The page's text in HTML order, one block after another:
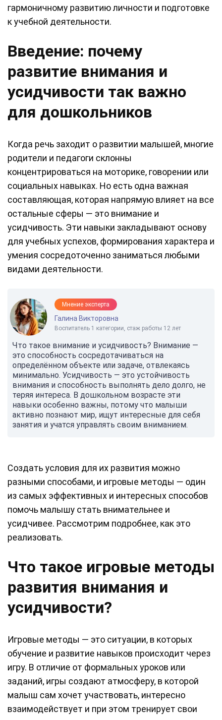
гармоничному развитию личности и подготовке
к учебной деятельности.
Введение: почему
развитие внимания и
усидчивости так важно
для дошкольников
Когда речь заходит о развитии малышей, многие
родители и педагоги склонны
концентрироваться на моторике, говорении или
социальных навыках. Но есть одна важная
составляющая, которая напрямую влияет на все
остальные сферы — это внимание и
усидчивость. Эти навыки закладывают основу
для учебных успехов, формирования характера и
умения сосредоточенно заниматься любыми
видами деятельности.
Мнение эксперта
Галина Викторовна
Воспитатель 1 категории, стаж работы 12 лет
Что такое внимание и усидчивость? Внимание —
это способность сосредотачиваться на
определённом объекте или задаче, отвлекаясь
минимально. Усидчивость — это устойчивость
внимания и способность выполнять дело долго, не
теряя интереса. В дошкольном возрасте эти
навыки особенно важны, потому что малыши
активно познают мир, ищут интересные для себя
занятия и учатся управлять своим вниманием.
Создать условия для их развития можно
разными способами, и игровые методы — один
из самых эффективных и интересных способов
помочь малышу стать внимательнее и
усидчивее. Рассмотрим подробнее, как это
реализовать.
Что такое игровые методы
развития внимания и
усидчивости?
Игровые методы — это ситуации, в которых
обучение и развитие навыков происходит через
игру. В отличие от формальных уроков или
заданий, игры создают атмосферу, в которой
малыш сам хочет участвовать, интересно
взаимодействует и при этом тренирует свои